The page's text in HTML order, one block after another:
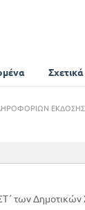
Σχετικά
ΕΚΔΟΣΗΣ
των Δημοτικών